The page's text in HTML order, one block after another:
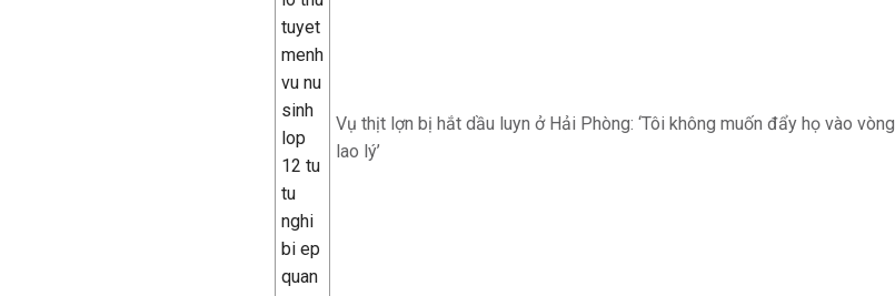
Vụ thịt lợn bị hắt dầu luyn ở Hải Phòng: ‘Tôi không muốn đẩy họ vào vòng
lao lý’